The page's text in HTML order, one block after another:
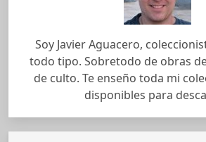
Soy Javier Aguacero,
todo tipo. Sobretodo de obras
de culto. Te enseño toda mi
disponibles para